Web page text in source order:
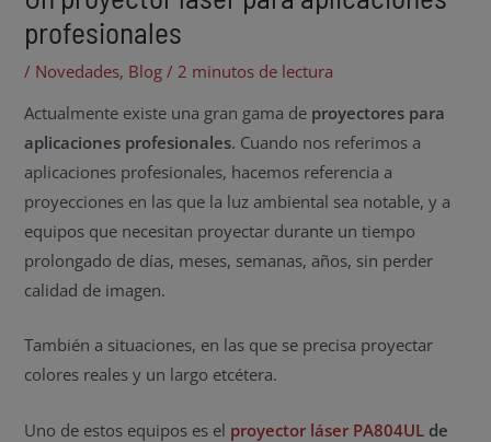
profesionales
/ Novedades, Blog / 2 minutos de lectura
Actualmente existe una gran gama de proyectores para
aplicaciones profesionales. Cuando nos referimos a
aplicaciones profesionales, hacemos referencia a
proyecciones en las que la luz ambiental sea notable, y a
equipos que necesitan proyectar durante un tiempo
prolongado de días, meses, semanas, años, sin perder
calidad de imagen.
También a situaciones, en las que se precisa proyectar
colores reales y un largo etcétera.
Uno de estos equipos es el proyector láser PA804UL de